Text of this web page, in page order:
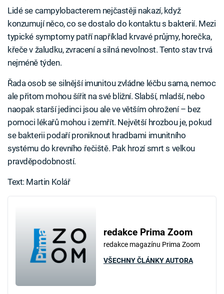
Lidé se campylobacterem nejčastěji nakazí, když
konzumují něco, co se dostalo do kontaktu s bakterií. Mezi
typické symptomy patří například krvavé průjmy, horečka,
křeče v žaludku, zvracení a silná nevolnost. Tento stav trvá
nejméně týden.
Řada osob se silnější imunitou zvládne léčbu sama, nemoc
ale přitom mohou šířit na své bližní. Slabší, mladší, nebo
naopak starší jedinci jsou ale ve větším ohrožení – bez
pomoci lékařů mohou i zemřít. Největší hrozbou je, pokud
se bakterii podaří proniknout hradbami imunitního
systému do krevního řečiště. Pak hrozí smrt s velkou
pravděpodobností.
Text: Martin Kolář
redakce Prima Zoom
redakce magazínu Prima Zoom
VŠECHNY ČLÁNKY AUTORA